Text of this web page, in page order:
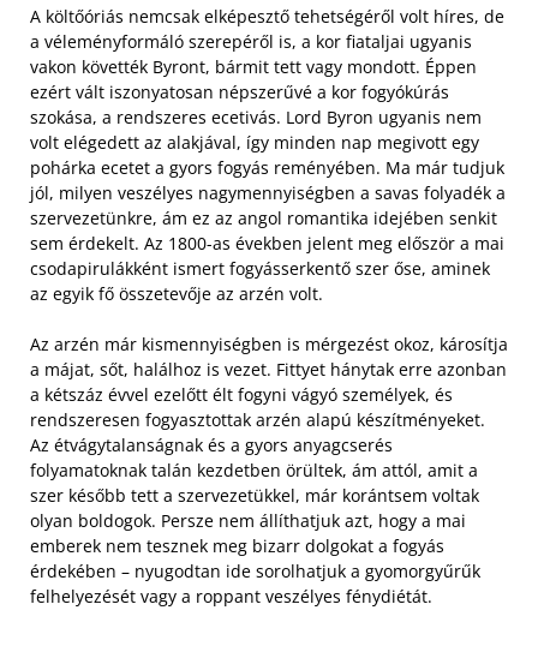
A költőóriás nemcsak elképesztő tehetségéről volt híres, de
a véleményformáló szerepéről is, a kor fiataljai ugyanis
vakon követték Byront, bármit tett vagy mondott. Éppen
ezért vált iszonyatosan népszerűvé a kor fogyókúrás
szokása, a rendszeres ecetivás. Lord Byron ugyanis nem
volt elégedett az alakjával, így minden nap megivott egy
pohárka ecetet a gyors fogyás reményében. Ma már tudjuk
jól, milyen veszélyes nagymennyiségben a savas folyadék a
szervezetünkre, ám ez az angol romantika idejében senkit
sem érdekelt. Az 1800-as években jelent meg először a mai
csodapirulákként ismert fogyásserkentő szer őse, aminek
az egyik fő összetevője az arzén volt.
Az arzén már kismennyiségben is mérgezést okoz, károsítja
a májat, sőt, halálhoz is vezet. Fittyet hánytak erre azonban
a kétszáz évvel ezelőtt élt fogyni vágyó személyek, és
rendszeresen fogyasztottak arzén alapú készítményeket.
Az étvágytalanságnak és a gyors anyagcserés
folyamatoknak talán kezdetben örültek, ám attól, amit a
szer később tett a szervezetükkel, már korántsem voltak
olyan boldogok. Persze nem állíthatjuk azt, hogy a mai
emberek nem tesznek meg bizarr dolgokat a fogyás
érdekében – nyugodtan ide sorolhatjuk a gyomorgyűrűk
felhelyezését vagy a roppant veszélyes fénydiétát.